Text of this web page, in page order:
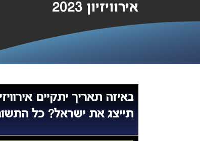
אירוויזיון 2023
תייצג את ישראל? כל